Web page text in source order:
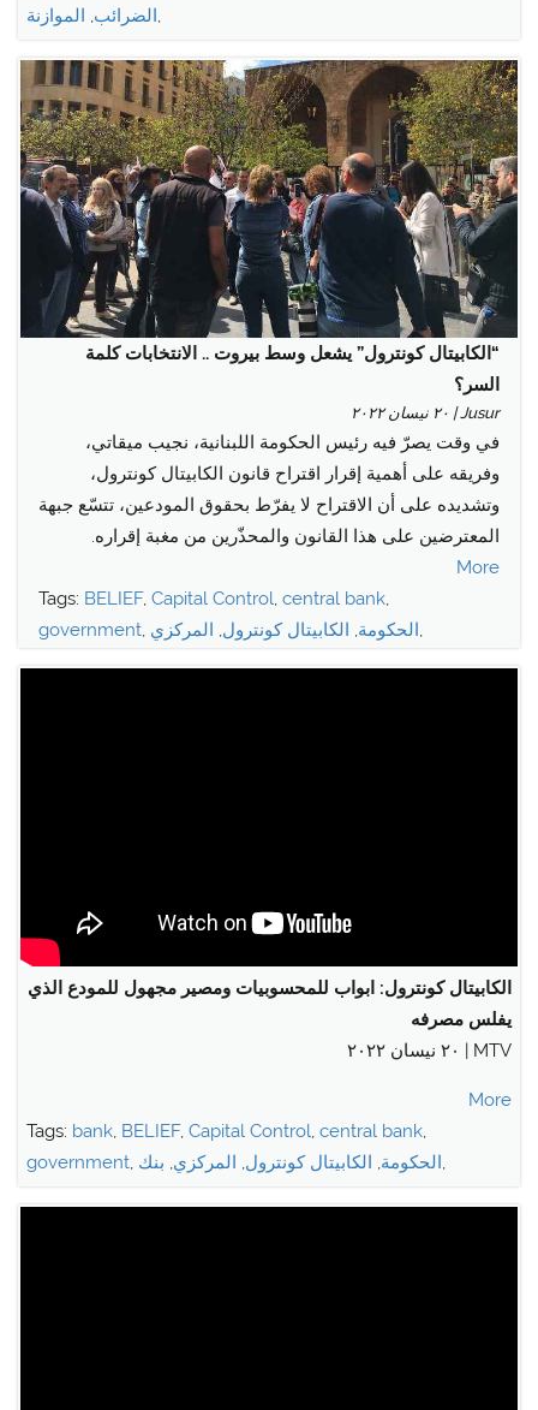
الضرائب, الموازنة ,
“الكابيتال كونترول” يشعل وسط بيروت .. الانتخابات كلمة
السر؟
Jusur | ٢٠ نيسان ٢٠٢٢
في وقت يصرّ فيه رئيس الحكومة اللبنانية، نجيب ميقاتي،
وفريقه على أهمية إقرار اقتراح قانون الكابيتال كونترول،
وتشديده على أن الاقتراح لا يفرّط بحقوق المودعين، تتسّع جبهة
المعترضين على هذا القانون والمحذّرين من مغبة إقراره.
More
Tags: BELIEF, Capital Control, central bank,
government, الحكومة, الكابيتال كونترول, المركزي ,
الكابيتال كونترول: ابواب للمحسوبيات ومصير مجهول للمودع الذي
يفلس مصرفه
MTV | ٢٠ نيسان ٢٠٢٢
More
Tags: bank, BELIEF, Capital Control, central bank,
government, الحكومة, الكابيتال كونترول, المركزي, بنك ,